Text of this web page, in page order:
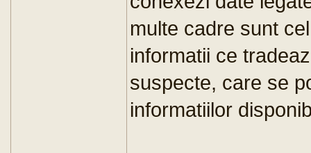
multe cadre sunt
informatii ce
suspecte, care se
informatiilor